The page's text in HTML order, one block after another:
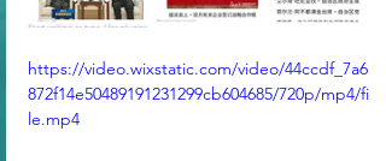
https://video.wixstatic.com/video/44ccdf_7a6
872f14e50489191231299cb604685/720p/mp4/fi
le.mp4